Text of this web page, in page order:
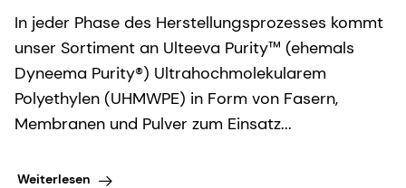
In jeder Phase des Herstellungsprozesses kommt
unser Sortiment an Ulteeva Purity™ (ehemals
Dyneema Purity®) Ultrahochmolekularem
Polyethylen (UHMWPE) in Form von Fasern,
Membranen und Pulver zum Einsatz...
Weiterlesen